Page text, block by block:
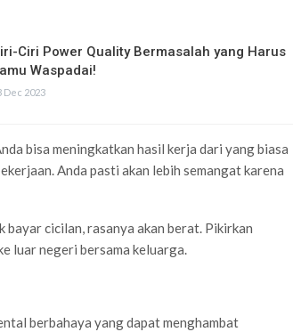
Ciri Power Quality Bermasalah yang Harus
Waspadai!
Dec 2023
bisa meningkatkan hasil kerja dari yang biasa
Anda pasti akan lebih semangat karena
bayar cicilan, rasanya akan berat. Pikirkan
luar negeri bersama keluarga.
berbahaya yang dapat menghambat